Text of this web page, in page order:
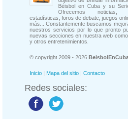
Béisbol en Cuba y su
Ofrecemos noticias,
estadísticas, foros de debate, juegos
más... Constantemente buscamos
nuestros servicios por lo que pronto
nuevas secciones en nuestra web
y otros entretenimientos.
© copyright 2009 - 2026
Inicio | Mapa del sitio | Contacto
Redes sociales: